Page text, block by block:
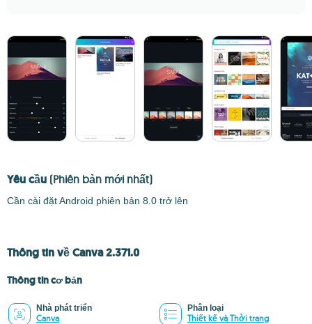
Yêu cầu (Phiên bản mới nhất)
Cần cài đặt Android phiên bản 8.0 trở lên
Thông tin về Canva 2.371.0
Thông tin cơ bản
Nhà phát triển
Canva
Phân loại
Thiết kế và Thời trang